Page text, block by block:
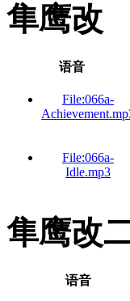
隼鹰改
语音
File:066a-
File:066a-
Idle.mp3
隼鹰改
语音